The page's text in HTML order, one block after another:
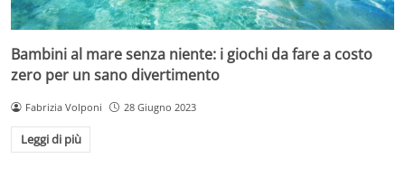
Bambini al mare senza niente: i giochi da fare a costo
zero per un sano divertimento
Fabrizia Volponi 28 Giugno 2023
Leggi di più